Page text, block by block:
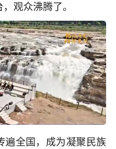
观众沸腾了。
遍全国，成为凝聚民族